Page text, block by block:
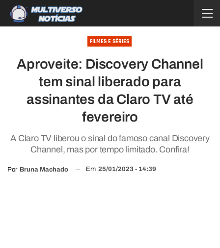
FILMES E SÉRIES
Aproveite: Discovery Channel
tem sinal liberado para
assinantes da Claro TV até
fevereiro
A Claro TV liberou o sinal do famoso canal Discovery
Channel, mas por tempo limitado. Confira!
Por Bruna Machado Em 25/01/2023 - 14:39